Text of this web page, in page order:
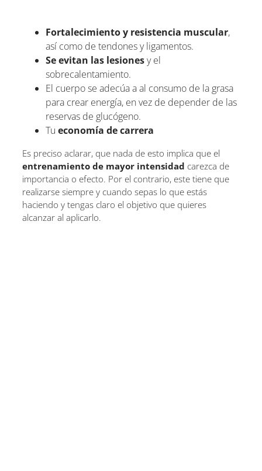
Fortalecimiento y resistencia muscular,
así como de tendones y ligamentos.
Se evitan las lesionesy el
sobrecalentamiento.
El cuerpo se adecúa a al consumo de la grasa
para crear energía, en vez de depender de las
reservas de glucógeno.
Tu economía de carrera
Es preciso aclarar, que nada de esto implica que el
entrenamiento de mayor intensidad carezca de
importancia o efecto. Por el contrario, este tiene que
realizarse siempre y cuando sepas lo que estás
haciendo y tengas claro el objetivo que quieres
alcanzar al aplicarlo.